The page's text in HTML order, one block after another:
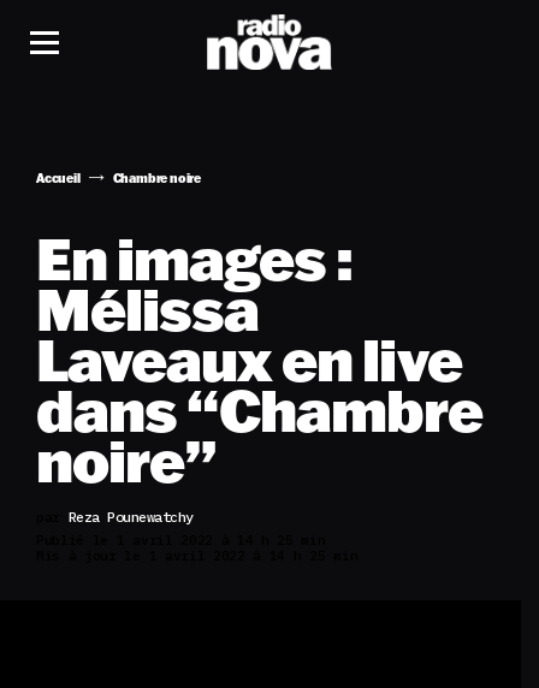
Accueil Chambre noire
En images :
Mélissa
Laveaux en live
dans “Chambre
noire”
Reza Pounewatchy